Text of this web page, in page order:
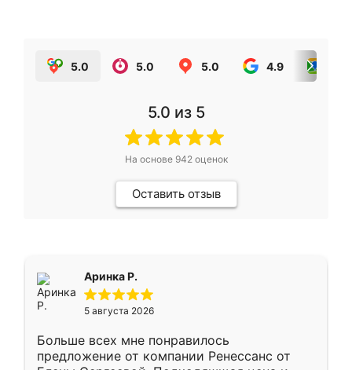
5.0 5.0 5.0 4.9
5.0 из 5
На основе 942оценок
Оставить отзыв
Аринка Р.
5 августа 2026
Больше всех мне понравилось
предложение от компании Ренессанс от